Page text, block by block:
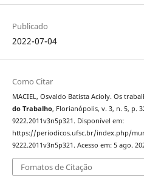
Publicado
2022-07-04
Como Citar
MACIEL, Osvaldo Batista Acioly. Os
do Trabalho, Florianópolis, v. 3, n. 5, p.
9222.2011v3n5p321. Disponível em:
https://periodicos.ufsc.br/index.php/
9222.2011v3n5p321. Acesso em: 5 ago.
Fomatos de Citação